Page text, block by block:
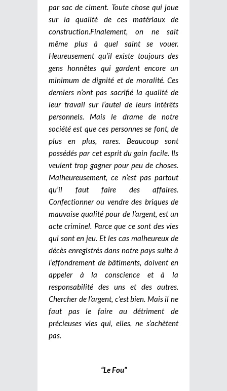
par sac de ciment. Toute chose qui joue
sur la qualité de ces matériaux de
construction. Finalement, on ne sait
même plus à quel saint se vouer.
Heureusement qu’il existe toujours des
gens honnêtes qui gardent encore un
minimum de dignité et de moralité. Ces
derniers n’ont pas sacrifié la qualité de
leur travail sur l’autel de leurs intérêts
personnels. Mais le drame de notre
société est que ces personnes se font, de
plus en plus, rares. Beaucoup sont
possédés par cet esprit du gain facile. Ils
veulent trop gagner pour peu de choses.
Malheureusement, ce n’est pas partout
qu’il faut faire des affaires.
Confectionner ou vendre des briques de
mauvaise qualité pour de l’argent, est un
acte criminel. Parce que ce sont des vies
qui sont en jeu. Et les cas malheureux de
décès enregistrés dans notre pays suite à
l’effondrement de bâtiments, doivent en
appeler à la conscience et à la
responsabilité des uns et des autres.
Chercher de l’argent, c’est bien. Mais il ne
faut pas le faire au détriment de
précieuses vies qui, elles, ne s’achètent
pas.
“Le Fou”